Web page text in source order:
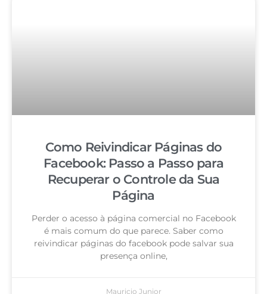
Como Reivindicar Páginas do
Facebook: Passo a Passo para
Recuperar o Controle da Sua
Página
Perder o acesso à página comercial no Facebook
é mais comum do que parece. Saber como
reivindicar páginas do facebook pode salvar sua
presença online,
Mauricio Junior